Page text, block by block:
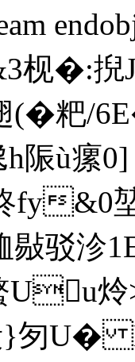
&3枧�:
(�粑/
陙ù瘰
&0堃
驳沴
Uu
匇U�